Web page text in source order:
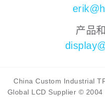
产品
China Custom Industrial
Global LCD Supplier © 2004